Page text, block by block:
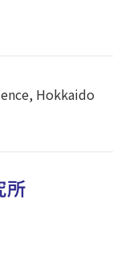
Hokkaido